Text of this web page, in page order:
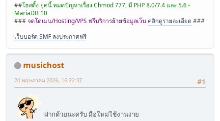
##โฮสติ้ง ยุคนี้ หมดปัญหาเรื่อง Chmod 777, มี PHP 8.0/7.4 และ 5.6 -
MariaDB 10
###จดโดเมน/Hosting/VPS ฟรีบริการย้ายข้อมูลเว็บ คลิกดูรายละเอียด ###
เว็บบอร์ด SMF ลงประกาศฟรี
musichost
#1
20 พฤษภาคม 2026, 16:22:37
ฝากด้วยนะครับ มือใหม่ใช้งานง่าย